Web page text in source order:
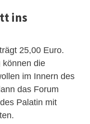
ins
25,00 Euro.
können die
im Innern des
das Forum
Palatin mit